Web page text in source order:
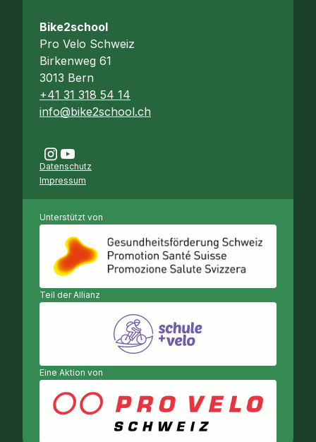
Bike2school
Pro Velo Schweiz
Birkenweg 61
3013 Bern
+41 31 318 54 14
info@bike2school.ch
Datenschutz
Impressum
Unterstützt von
Teil der Allianz
Eine Aktion von